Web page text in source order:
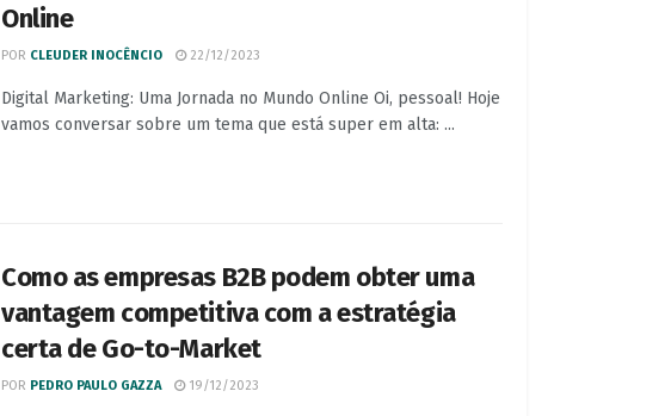
Online
POR CLEUDER INOCÊNCIO 22/12/2023
Digital Marketing: Uma Jornada no Mundo Online Oi, pessoal! Hoje
vamos conversar sobre um tema que está super em alta: ...
Como as empresas B2B podem obter uma
vantagem competitiva com a estratégia
certa de Go-to-Market
POR PEDRO PAULO GAZZA 19/12/2023